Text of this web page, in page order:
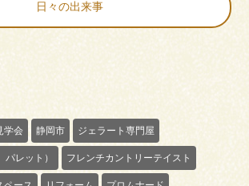
日々の出来事
学会 静岡市 ジェラート専門屋
レット） フレンチカントリーテイスト